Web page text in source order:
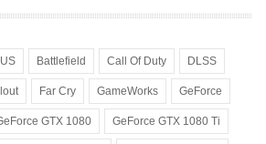
Battlefield Call Of Duty DLSS
Far Cry GameWorks GeForce
GTX 1080 GeForce GTX 1080 Ti